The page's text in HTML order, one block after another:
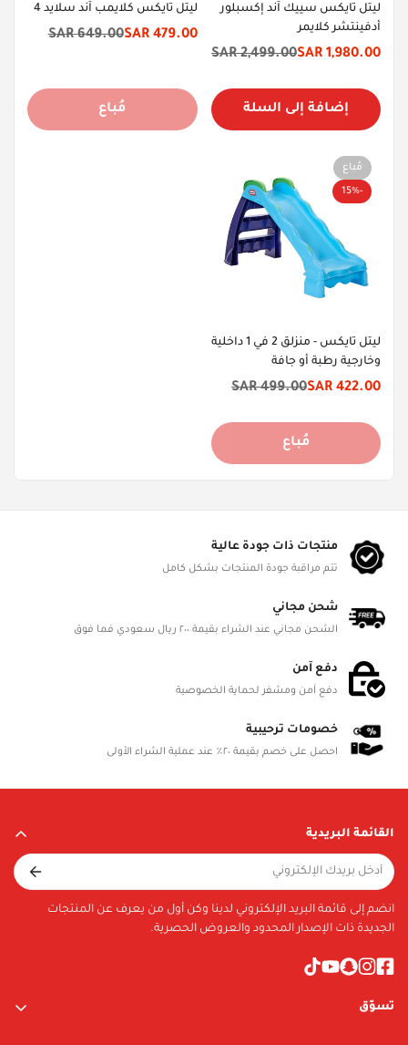
ليتل تايكس سييك آند إكسبلور
أدفينتشر كلايمر
سعر
1,980.00 SAR
السعر
2,499.00 SAR
إضافة إلى السلة
ليتل تايكس كلايمب آند سلايد 4
سعر
479.00 SAR
السعر
649.00 SAR
مُباع
مُباع
-15%
ليتل تايكس - منزلق 2 في 1 داخلية
وخارجية رطبة أو جافة
سعر
422.00 SAR
السعر
499.00 SAR
مُباع
منتجات ذات جودة عالية
تتم مراقبة جودة المنتجات بشكل كامل
شحن مجاني
الشحن مجاني عند الشراء بقيمة ٢٠٠ ريال سعودي فما فوق
دفع آمن
دفع آمن ومشفر لحماية الخصوصية
خصومات ترحيبية
احصل على خصم بقيمة ٢٠٪ عند عملية الشراء الأولى
تسوّق
القائمة البريدية
انضم إلى قائمة البريد الإلكتروني لدينا وكن أول من يعرف عن المنتجات
الجديدة ذات الإصدار المحدود والعروض الحصرية.